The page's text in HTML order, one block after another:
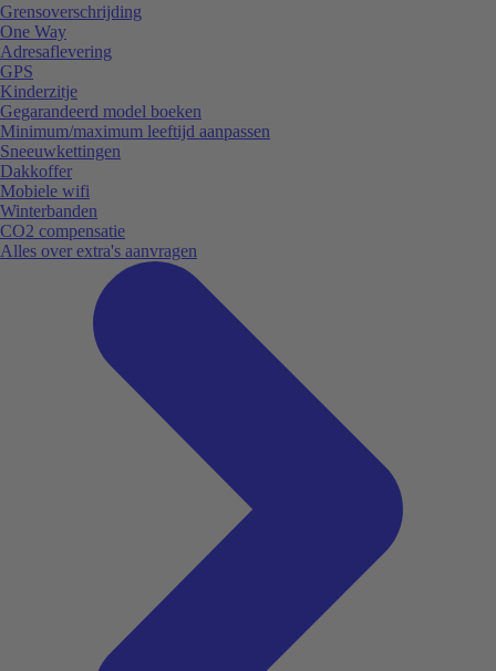
Grensoverschrijding
One Way
Adresaflevering
GPS
Kinderzitje
Gegarandeerd model boeken
Minimum/maximum leeftijd aanpassen
Sneeuwkettingen
Dakkoffer
Mobiele wifi
Winterbanden
CO2 compensatie
Alles over extra's aanvragen